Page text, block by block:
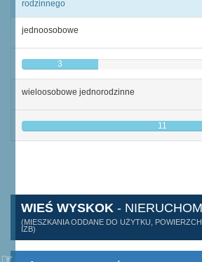
rodzinnego
jednoosobowe
3
wieloosobowe jednorodzinne
11
WIEŚ WYSKOK -
(MIESZKANIA ODDANE DO UŻYTKU,
IZB)